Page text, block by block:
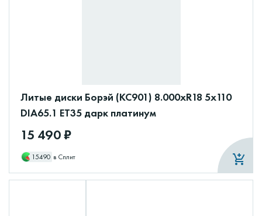
Литые диски Борэй (КС901) 8.000xR18 5x110
DIA65.1 ET35 дарк платинум
15 490 ₽
15490 в Сплит